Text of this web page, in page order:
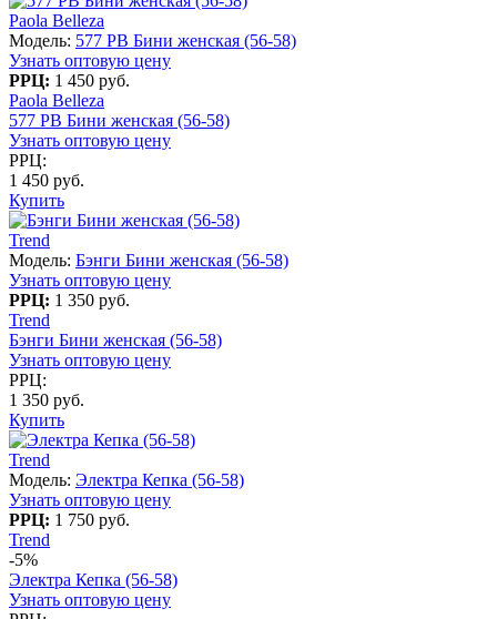
Paola Belleza
Модель: 577 PB Бини женская (56-58)
Узнать оптовую цену
РРЦ: 1 450 руб.
Paola Belleza
577 PB Бини женская (56-58)
Узнать оптовую цену
РРЦ:
1 450 руб.
Купить
Trend
Модель: Бэнги Бини женская (56-58)
Узнать оптовую цену
РРЦ: 1 350 руб.
Trend
Бэнги Бини женская (56-58)
Узнать оптовую цену
РРЦ:
1 350 руб.
Купить
Trend
Модель: Электра Кепка (56-58)
Узнать оптовую цену
РРЦ: 1 750 руб.
Trend
-5%
Электра Кепка (56-58)
Узнать оптовую цену